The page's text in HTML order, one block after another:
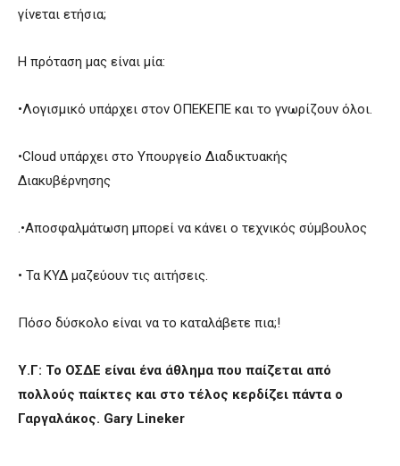
γίνεται ετήσια;
Η πρόταση μας είναι μία:
•Λογισμικό υπάρχει στον ΟΠΕΚΕΠΕ και το γνωρίζουν όλοι.
•Cloud υπάρχει στο Υπουργείο Διαδικτυακής
Διακυβέρνησης
.•Αποσφαλμάτωση μπορεί να κάνει ο τεχνικός σύμβουλος
• Τα ΚΥΔ μαζεύουν τις αιτήσεις.
Πόσο δύσκολο είναι να το καταλάβετε πια;!
Υ.Γ: Το ΟΣΔΕ είναι ένα άθλημα που παίζεται από
πολλούς παίκτες και στο τέλος κερδίζει πάντα ο
Γαργαλάκος. Gary Lineker